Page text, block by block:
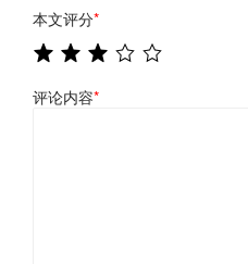
本文评分*
评论内容*